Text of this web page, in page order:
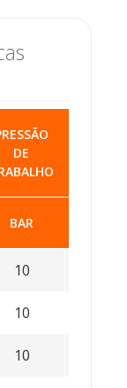
DE
BAR
10
10
10